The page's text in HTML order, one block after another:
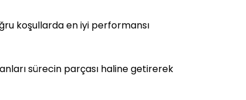
koşullarda en iyi performansı
sürecin parçası haline getirerek